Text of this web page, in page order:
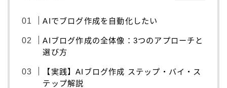
AIでブログ作成を自動化したい
AIブログ作成の全体像：3つのアプローチと
選び方
【実践】AIブログ作成 ステップ・バイ・ス
テップ解説